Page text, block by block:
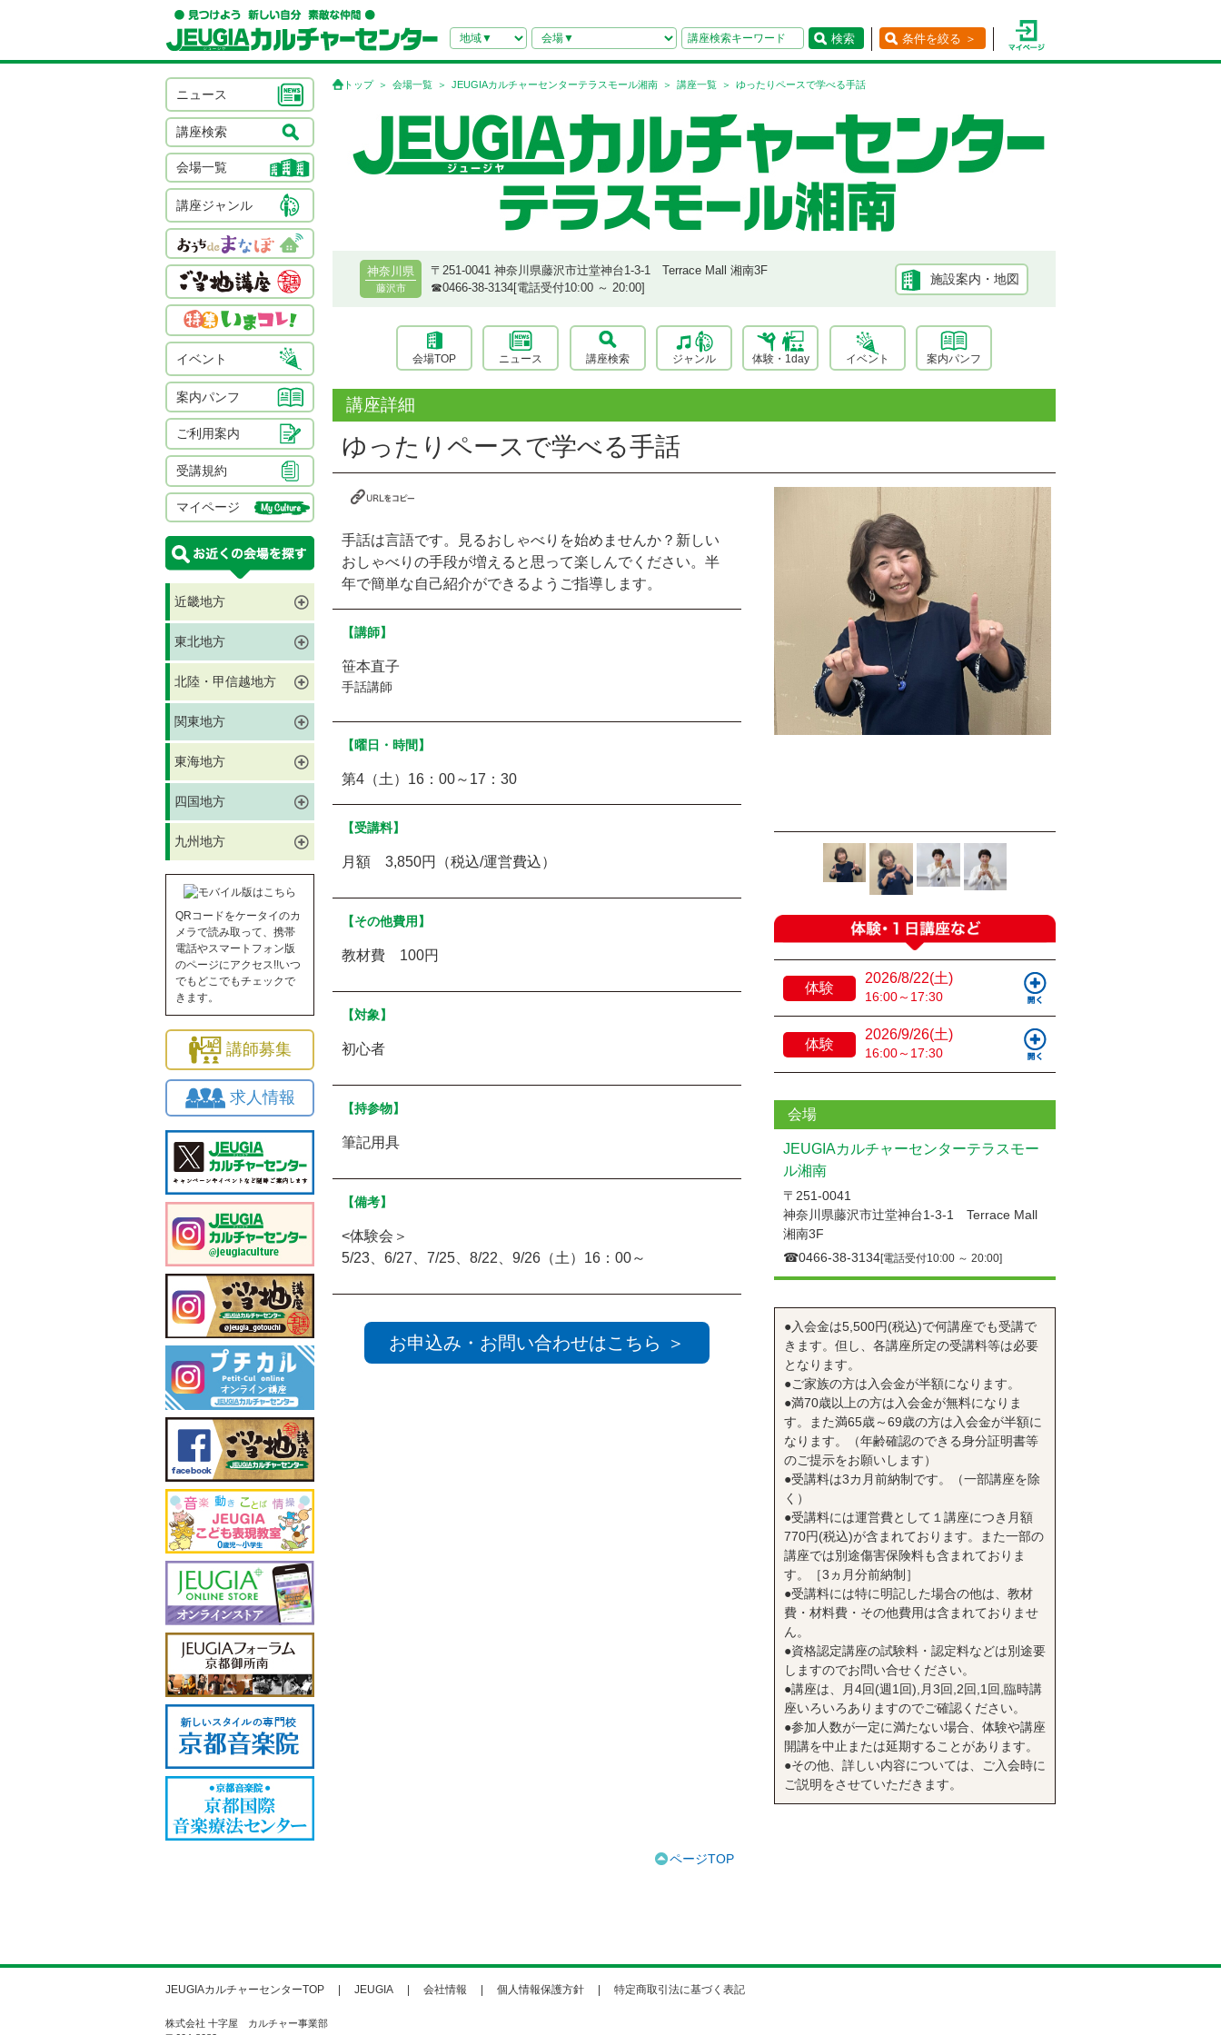
検索 条件を絞る ＞
ニュース
講座検索
会場一覧
講座ジャンル
イベント
案内パンフ
ご利用案内
受講規約
マイページ
近畿地方
東北地方
北陸・甲信越地方
関東地方
東海地方
四国地方
九州地方
QRコードをケータイのカ
メラで読み取って、携帯
電話やスマートフォン版
のページにアクセス!!いつ
でもどこでもチェックで
きます。
講師募集
求人情報
トップ 会場一覧 JEUGIAカルチャーセンターテラスモール湘南 講座一覧 ゆったりペースで学べる手話
神奈川県
藤沢市
〒251-0041 神奈川県藤沢市辻堂神台1-3-1 Terrace Mall 湘南3F
☎︎0466-38-3134[電話受付10:00 ～ 20:00]
施設案内・地図
会場TOP ニュース 講座検索 ジャンル 体験・1day イベント 案内パンフ
講座詳細
ゆったりペースで学べる手話
手話は言語です。見るおしゃべりを始めませんか？新しい
おしゃべりの手段が増えると思って楽しんでください。半
年で簡単な自己紹介ができるようご指導します。
【講師】
笹本直子
手話講師
【曜日・時間】
第4（土）16：00～17：30
【受講料】
月額 3,850円（税込/運営費込）
【その他費用】
教材費 100円
【対象】
初心者
【持参物】
筆記用具
【備考】
<体験会＞
5/23、6/27、7/25、8/22、9/26（土）16：00～
お申込み・お問い合わせはこちら ＞
体験
2026/8/22(土)
16:00～17:30
体験
2026/9/26(土)
16:00～17:30
会場
JEUGIAカルチャーセンターテラスモー
ル湘南
〒251-0041
神奈川県藤沢市辻堂神台1-3-1 Terrace Mall
湘南3F
☎︎0466-38-3134[電話受付10:00 ～ 20:00]
●入会金は5,500円(税込)で何講座でも受講で
きます。但し、各講座所定の受講料等は必要
となります。
●ご家族の方は入会金が半額になります。
●満70歳以上の方は入会金が無料になりま
す。また満65歳～69歳の方は入会金が半額に
なります。（年齢確認のできる身分証明書等
のご提示をお願いします）
●受講料は3カ月前納制です。（一部講座を除
く）
●受講料には運営費として１講座につき月額
770円(税込)が含まれております。また一部の
講座では別途傷害保険料も含まれておりま
す。［3ヵ月分前納制］
●受講料には特に明記した場合の他は、教材
費・材料費・その他費用は含まれておりませ
ん。
●資格認定講座の試験料・認定料などは別途要
しますのでお問い合せください。
●講座は、月4回(週1回),月3回,2回,1回,臨時講
座いろいろありますのでご確認ください。
●参加人数が一定に満たない場合、体験や講座
開講を中止または延期することがあります。
●その他、詳しい内容については、ご入会時に
ご説明をさせていただきます。
ページTOP
JEUGIAカルチャーセンターTOP JEUGIA 会社情報 個人情報保護方針 特定商取引法に基づく表記
株式会社 十字屋 カルチャー事業部